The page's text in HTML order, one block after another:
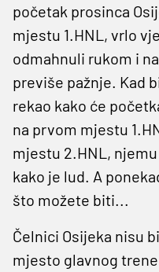
početak prosinca
mjestu 1.HNL, vrlo
odmahnuli rukom i
previše pažnje. Kad
rekao kako će
na prvom mjestu
mjestu 2.HNL,
kako je lud. A
što možete biti...
Čelnici Osijeka nisu
mjesto glavnog